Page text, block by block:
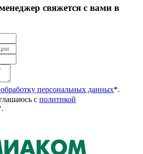
свяжется с вами в
обработку персональных данных*.
с политикой
.